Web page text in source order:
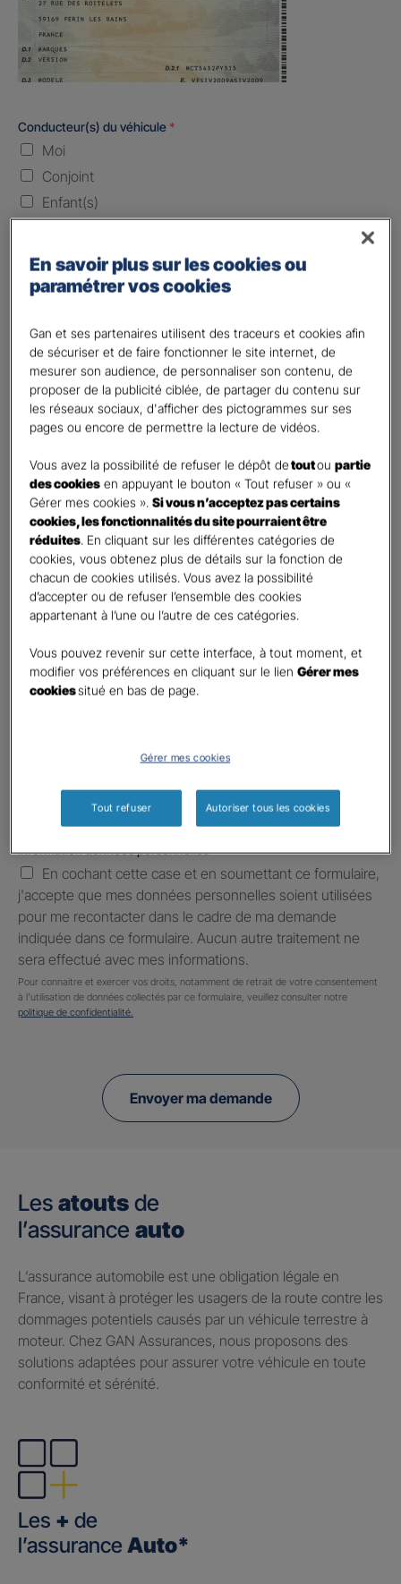
Conducteur(s) du véhicule *
Moi
Conjoint
Enfant(s)
Laissez vide ou indiquez la date envisagez
Vos informations :
Etes-vous déjà client Gan assurances ?*
Oui
Non
Civilité
Madame
Monsieur
Contact*
First Last
Téléphone*
country
selected
E-mail*
Information données personnelles*
En cochant cette case et en soumettant ce formulaire,
j'accepte que mes données personnelles soient utilisées
pour me recontacter dans le cadre de ma demande
indiquée dans ce formulaire. Aucun autre traitement ne
sera effectué avec mes informations.
Pour connaitre et exercer vos droits, notamment de retrait de votre consentement
à l'utilisation de données collectés par ce formulaire, veuillez consulter notre
politique de confidentialité.
Envoyer ma demande
Les atouts de
l’assurance auto
​L’assurance automobile est une obligation légale en
France, visant à protéger les usagers de la route contre les
dommages potentiels causés par un véhicule terrestre à
moteur. Chez GAN Assurances, nous proposons des
solutions adaptées pour assurer votre véhicule en toute
conformité et sérénité.
Les + de
l’assurance Auto*
En savoir plus sur les cookies ou
paramétrer vos cookies
Gan et ses partenaires utilisent des traceurs et cookies afin
de sécuriser et de faire fonctionner le site internet, de
mesurer son audience, de personnaliser son contenu, de
proposer de la publicité ciblée, de partager du contenu sur
les réseaux sociaux, d'afficher des pictogrammes sur ses
pages ou encore de permettre la lecture de vidéos.
Vous avez la possibilité de refuser le dépôt detoutoupartie
des cookies en appuyant le bouton « Tout refuser » ou «
Gérer mes cookies ».Si vous n’acceptez pas certains
cookies, les fonctionnalités du site pourraient être
réduites. En cliquant sur les différentes catégories de
cookies, vous obtenez plus de détails sur la fonction de
chacun de cookies utilisés. Vous avez la possibilité
d’accepter ou de refuser l’ensemble des cookies
appartenant à l’une ou l’autre de ces catégories.
Vous pouvez revenir sur cette interface, à tout moment, et
modifier vos préférences en cliquant sur le lienGérer mes
cookiessitué en bas de page.
Gérer mes cookies
Tout refuser Autoriser tous les cookies